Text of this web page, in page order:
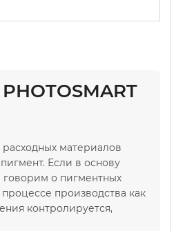
материалов
Если в основу
говорим о пигментных
производства как
контролируется,